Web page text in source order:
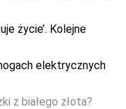
życie’. Kolejne
elektrycznych
z białego złota?